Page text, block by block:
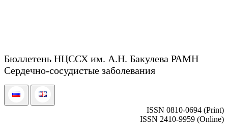
Бюллетень НЦССХ им. А.Н. Бакулева РАМН
Сердечно-сосудистые заболевания
ISSN 0810-0694 (Print)
ISSN 2410-9959 (Online)